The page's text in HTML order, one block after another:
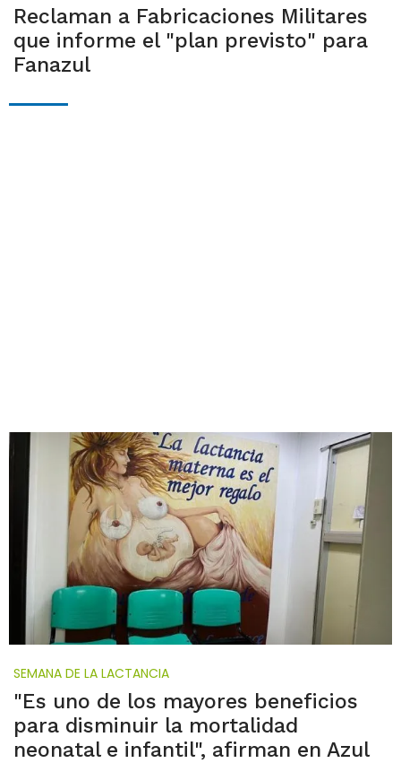
Reclaman a Fabricaciones Militares
que informe el "plan previsto" para
Fanazul
SEMANA DE LA LACTANCIA
"Es uno de los mayores beneficios
para disminuir la mortalidad
neonatal e infantil", afirman en Azul